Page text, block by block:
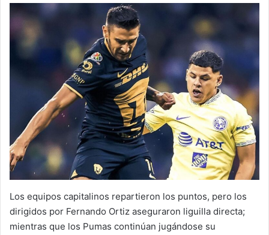
Los equipos capitalinos repartieron los puntos, pero los
dirigidos por Fernando Ortiz aseguraron liguilla directa;
mientras que los Pumas continúan jugándose su